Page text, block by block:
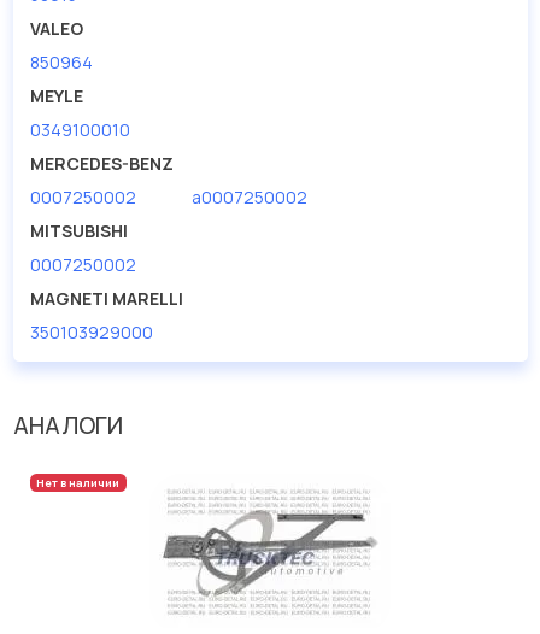
VALEO
850964
MEYLE
0349100010
MERCEDES-BENZ
0007250002
a0007250002
MITSUBISHI
0007250002
MAGNETI MARELLI
350103929000
АНАЛОГИ
Нет в наличии